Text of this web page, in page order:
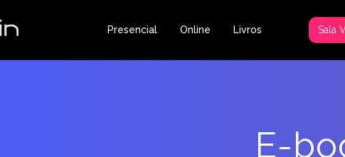
Presencial Online Livros Sala
E-